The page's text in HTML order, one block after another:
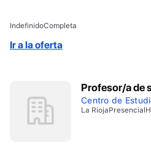
IndefinidoCompleta
Ir a la oferta
Profesor/a de
Centro de
La RiojaPresencial